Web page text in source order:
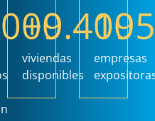
+9.400
viviendas
disponibles
195
empresas